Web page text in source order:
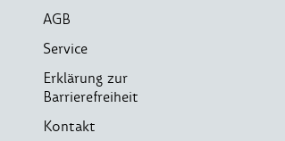
AGB
Service
Erklärung zur
Barrierefreiheit
Kontakt